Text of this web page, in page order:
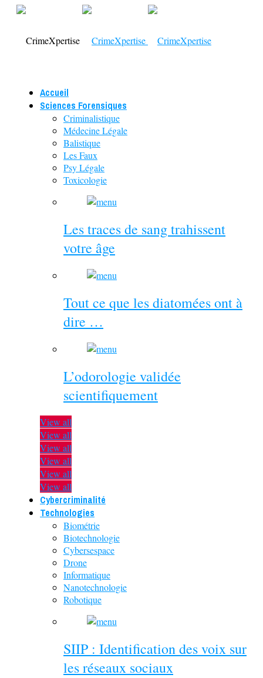
Accueil
Sciences Forensiques
Criminalistique
Médecine Légale
Balistique
Les Faux
Psy Légale
Toxicologie
Les traces de sang trahissent
votre âge
Tout ce que les diatomées ont à
dire …
L’odorologie validée
scientifiquement
View all
View all
View all
View all
View all
View all
Cybercriminalité
Technologies
Biométrie
Biotechnologie
Cybersespace
Drone
Informatique
Nanotechnologie
Robotique
SIIP : Identification des voix sur
les réseaux sociaux